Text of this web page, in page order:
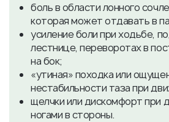
боль в области лонного
которая может отдавать в
усиление боли при ходьбе,
лестнице, переворотах в
на бок;
«утиная» походка или
нестабильности таза при
щелчки или дискомфорт при
ногами в стороны.